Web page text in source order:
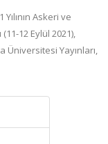
Askeri ve
12 Eylül 2021),
Üniversitesi Yayınları,